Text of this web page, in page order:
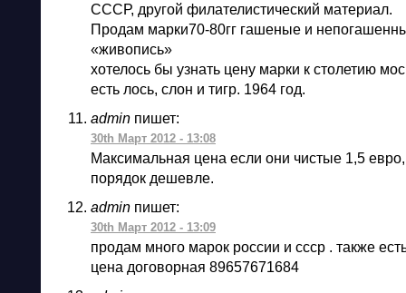
СССР, другой филателистический материал.
Продам марки70-80гг гашеные и
«живопись»
хотелось бы узнать цену марки к столетию
есть лось, слон и тигр. 1964 год.
admin пишет:
30th Март 2012 - 13:08
Максимальная цена если они чистые 1,5
порядок дешевле.
admin пишет:
30th Март 2012 - 13:09
продам много марок россии и ссср . также
цена договорная 89657671684